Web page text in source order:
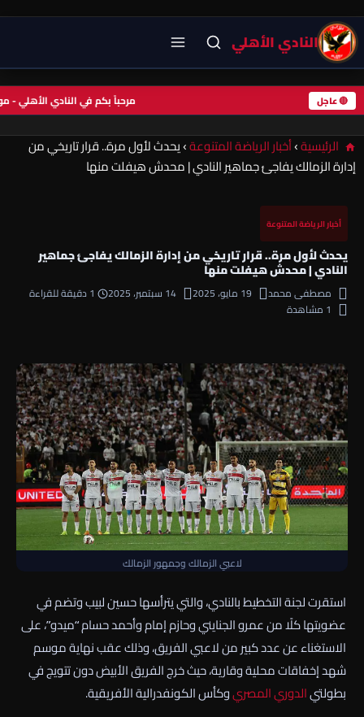
النادي الأهلي
🔴 عاجل مرحباً بكم في النادي الأهلي
الرئيسية›أخبار الرياضة المتنوعة›يحدث لأول مرة.. قرار تاريخي من
إدارة الزمالك يفاجئ جماهير النادي | محدش هيفلت منها
أخبار الرياضة المتنوعة
يحدث لأول مرة.. قرار تاريخي من إدارة الزمالك يفاجئ جماهير
النادي | محدش هيفلت منها
مصطفى محمد 19 مايو، 2025 14 سبتمبر، 2025
1 دقيقة للقراءة
1 مشاهدة
لاعبي الزمالك وجمهور الزمالك
استقرت لجنة التخطيط بالنادي، والتي يترأسها حسين لبيب وتضم في
عضويتها كلًا من عمرو الجنايني وحازم إمام وأحمد حسام “ميدو”، على
الاستغناء عن عدد كبير من لاعبي الفريق، وذلك عقب نهاية موسم
شهد إخفاقات محلية وقارية، حيث خرج الفريق الأبيض دون تتويج في
بطولتيالدوري المصريوكأس الكونفدرالية الأفريقية.